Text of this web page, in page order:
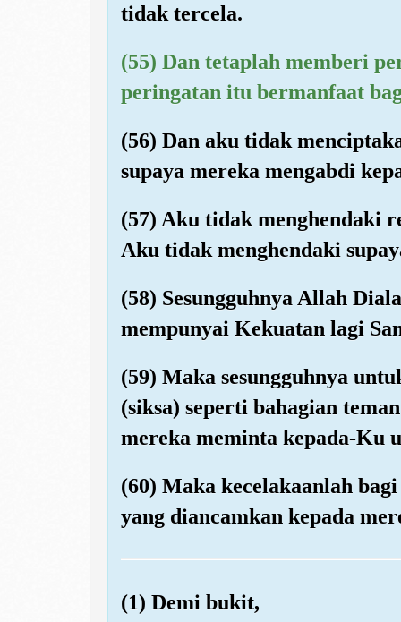
tidak tercela.
(55) Dan tetaplah memberi
peringatan itu bermanfaat
(56) Dan aku tidak
supaya mereka mengabdi
(57) Aku tidak menghendaki
Aku tidak menghendaki
(58) Sesungguhnya Allah
mempunyai Kekuatan lagi
(59) Maka sesungguhnya
(siksa) seperti bahagian
mereka meminta kepada-Ku
(60) Maka kecelakaanlah
yang diancamkan kepada
(1) Demi bukit,